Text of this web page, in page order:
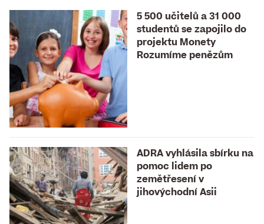
5 500 učitelů a 31 000
studentů se zapojilo do
projektu Monety
Rozumíme penězům
ADRA vyhlásila sbírku na
pomoc lidem po
zemětřesení v
jihovýchodní Asii